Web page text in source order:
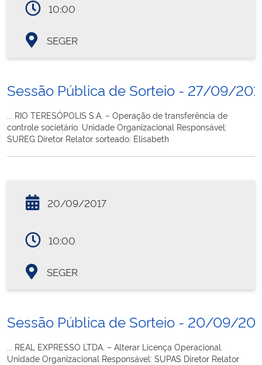
10:00
SEGER
Sessão Pública de Sorteio - 27/09/
... RIO TERESÓPOLIS S.A. – Operação de transferência de
controle societário. Unidade Organizacional Responsável:
SUREG Diretor Relator sorteado: Elisabeth
20/09/2017
10:00
SEGER
Sessão Pública de Sorteio - 20/09/
... REAL EXPRESSO LTDA. – Alterar Licença Operacional.
Unidade Organizacional Responsável: SUPAS Diretor Relator